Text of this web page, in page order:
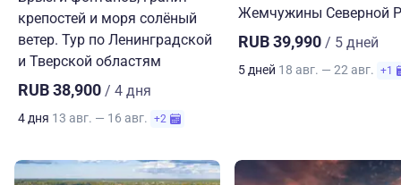
крепостей и моря солёный
ветер. Тур по Ленинградской
и Тверской областям
RUB 38,900 / 4 дня
4 дня 13 авг. — 16 авг. +2
Жемчужины Северной
RUB 39,990 / 5 дней
5 дней 18 авг. — 22 авг. +1